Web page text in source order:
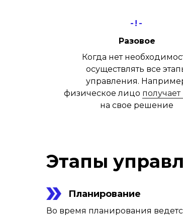
-!-
Разовое
Когда нет
осуществлять все
управления.
физическое лицо получает
на свое решение
Этапы
Планирование
Во время планирования